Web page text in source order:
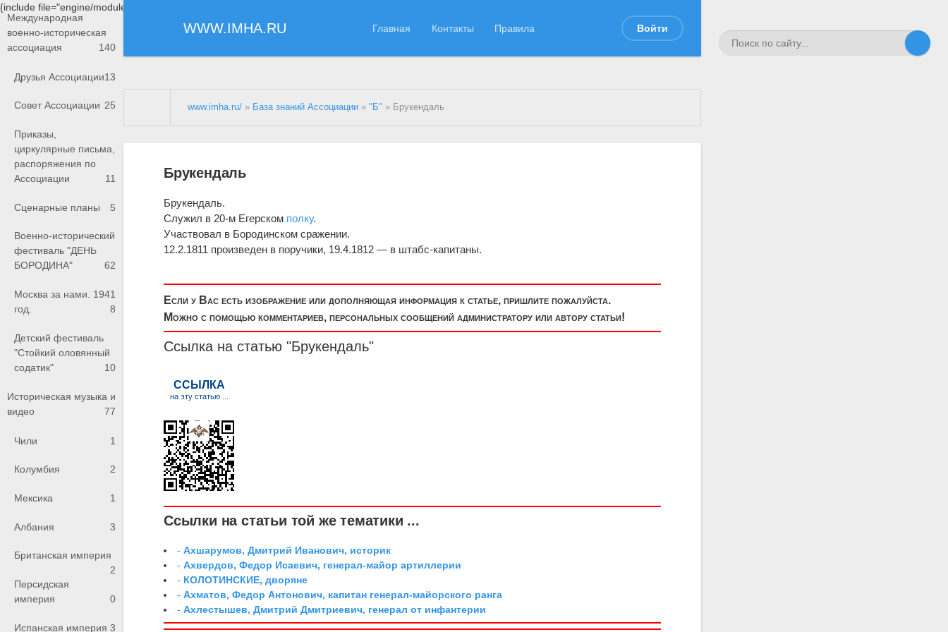
{include file="engine/modules/saperu/head.php"}
WWW.IMHA.RU Главная Контакты Правила Войти
Международная
военно-историческая
ассоциация
140
Друзья Ассоциации13
Совет Ассоциации 25
Приказы,
циркулярные письма,
распоряжения по
Ассоциации
11
Сценарные планы 5
Военно-исторический
фестиваль "ДЕНЬ
БОРОДИНА"
62
Москва за нами. 1941
год.
8
Детский фестиваль
"Стойкий оловянный
содатик"
10
Историческая музыка и
видео
77
Чили 1
Колумбия 2
Мексика 1
Албания 3
Британская империя
2
Персидская
империя
0
Испанская империя 3
www.imha.ru/ » База знаний Ассоциации »"Б" » Брукендаль
Брукендаль
Брукендаль.
Служил в 20-м Егерском полку.
Участвовал в Бородинском сражении.
12.2.1811 произведен в поручики, 19.4.1812 — в штабс-капитаны.
Если у Вас есть изображение или дополняющая информация к статье, пришлите пожалуйста.
Можно с помощью комментариев, персональных сообщений администратору или автору статьи!
Ссылка на статью "Брукендаль"
Ссылки на статьи той же тематики ...
-Ахшарумов, Дмитрий Иванович, историк
-Ахвердов, Федор Исаевич, генерал-майор артиллерии
- КОЛОТИНСКИЕ, дворяне
-Ахматов, Федор Антонович, капитан генерал-майорского ранга
-Ахлестышев, Дмитрий Дмитриевич, генерал от инфантерии